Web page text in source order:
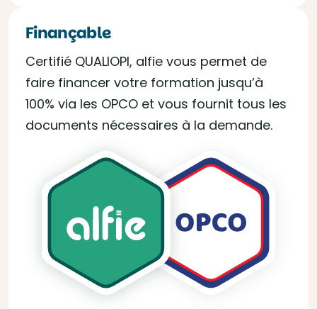
Finançable
Certifié QUALIOPI, alfie vous permet de
faire financer votre formation jusqu’à
100% via les OPCO et vous fournit tous les
documents nécessaires à la demande.